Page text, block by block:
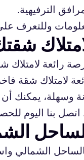
الترفيهية.
وللتعرف
رائعة لامتلاك
لامتلاك شقة
وسهلة، يمكنك أن
اتصل بنا اليوم
الشمالي